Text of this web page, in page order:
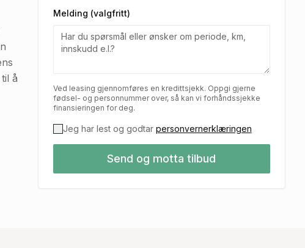
å
Melding (valgfritt)
Ved leasing gjennomføres en kredittsjekk. Oppgi gjerne
fødsel- og personnummer over, så kan vi forhåndssjekke
finansieringen for deg.
Jeg har lest og godtar personvernerklæringen
Send og motta tilbud